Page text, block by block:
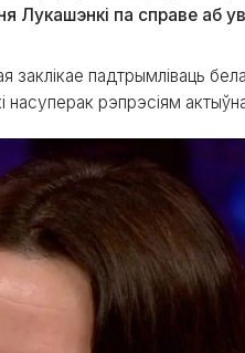
Лукашэнкі па справе аб
падтрымліваць
насуперак рэпрэсіям